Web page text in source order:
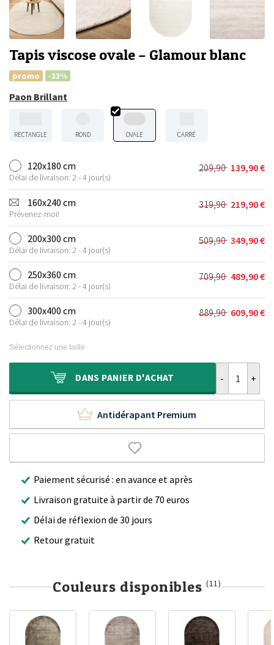
Tapis viscose ovale – Glamour blanc
promo -33%
Paon Brillant
RECTANGLE ROND OVALE CARRÉ
120x180 cm
Délai de livraison: 2 - 4 jour(s)
209,90
Le
prix
initial
était :
209,90 €.
139,90€
Le
prix
actuel
est :
139,90 €.
160x240 cm
Prévenez-moi!
319,90
Le
prix
initial
était :
319,90 €.
219,90€
Le
prix
actuel
est :
219,90 €.
200x300 cm
Délai de livraison: 2 - 4 jour(s)
509,90
Le
prix
initial
était :
509,90 €.
349,90€
Le
prix
actuel
est :
349,90 €.
250x360 cm
Délai de livraison: 2 - 4 jour(s)
709,90
Le
prix
initial
était :
489,90€
Le
prix
actuel
est :
300x400 cm
Délai de livraison: 2 - 4 jour(s)
889,90
Le
889,90 €.
609,90€
Le
609,90 €.
Sélectionnez une taille
DANS PANIER D'ACHAT
Antidérapant Premium
Paiement sécurisé : en avance et après
Livraison gratuite à partir de 70 euros
Délai de réflexion de 30 jours
Retour gratuit
Couleurs disponibles (11)